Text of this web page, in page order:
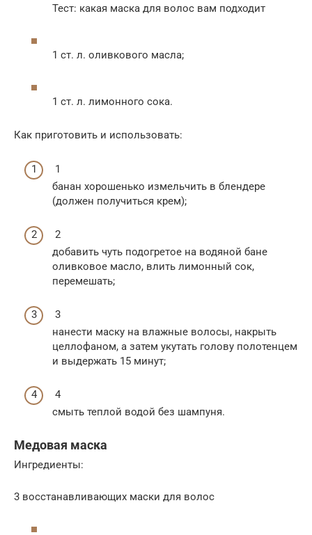
Тест: какая маска для волос вам подходит
1 ст. л. оливкового масла;
1 ст. л. лимонного сока.
Как приготовить и использовать:
1
банан хорошенько измельчить в блендере
(должен получиться крем);
2
добавить чуть подогретое на водяной бане
оливковое масло, влить лимонный сок,
перемешать;
3
нанести маску на влажные волосы, накрыть
целлофаном, а затем укутать голову полотенцем
и выдержать 15 минут;
4
смыть теплой водой без шампуня.
Медовая маска
Ингредиенты:
3 восстанавливающих маски для волос